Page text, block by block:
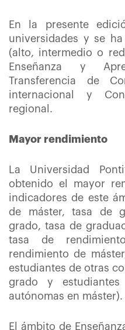
En la presente
universidades y se
(alto, intermedio o
Enseñanza y
Transferencia de
internacional y
regional.
Mayor rendimiento
La Universidad
obtenido el mayor
indicadores de este
de máster, tasa de
grado, tasa de
tasa de
rendimiento de
estudiantes de otras
grado y
autónomas en máster).
El ámbito de